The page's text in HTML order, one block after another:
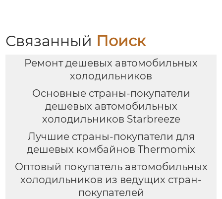
увеличительное
зеркало для макияжа
Связанный Поиск
Ремонт дешевых автомобильных
холодильников
Основные страны-покупатели
дешевых автомобильных
холодильников Starbreeze
Лучшие страны-покупатели для
дешевых комбайнов Thermomix
Оптовый покупатель автомобильных
холодильников из ведущих стран-
покупателей